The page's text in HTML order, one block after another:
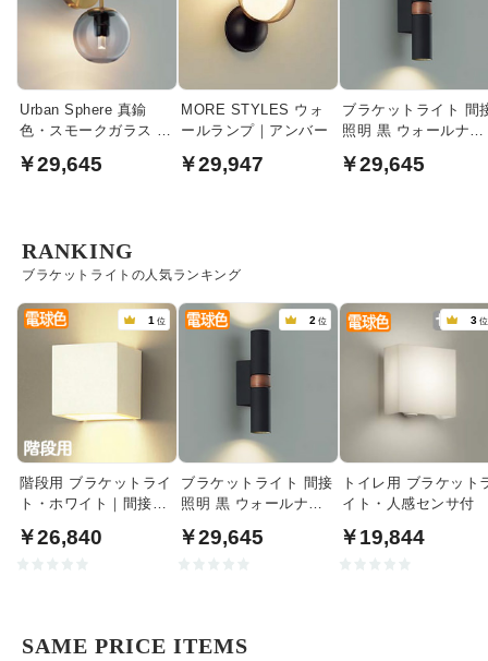
Urban Sphere 真鍮
色・スモークガラス ウ
60W｜上下兼用
￥29,645
MORE STYLES ウォ
ールランプ｜アンバー
￥29,947
ブラケットライト 間
照明 黒 ウォールナッ
￥29,645
ブラケットライトの人気ランキング
RANKING
1 位
階段用 ブラケットライ
ト・ホワイト｜間接照
￥26,840
2 位
ブラケットライト 間接
照明 黒 ウォールナッ
￥29,645
3 位
トイレ用 ブラケット
イト・人感センサ付
￥19,844
SAME PRICE ITEMS